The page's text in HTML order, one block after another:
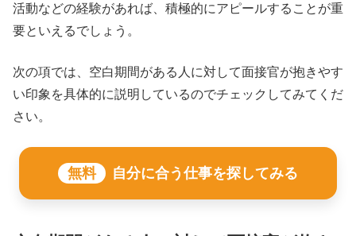
活動などの経験があれば、積極的にアピールすることが重
要といえるでしょう。
次の項では、空白期間がある人に対して面接官が抱きやす
い印象を具体的に説明しているのでチェックしてみてくだ
さい。
無料 自分に合う仕事を探してみる